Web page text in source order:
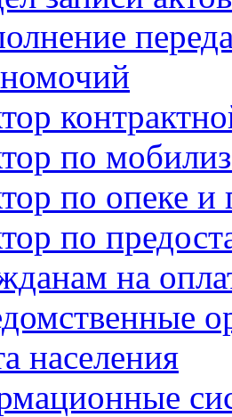
по
по опеке и
по
на
населения